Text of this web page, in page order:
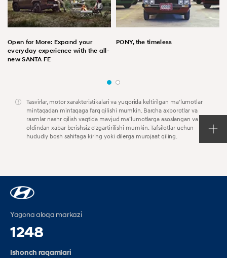
Open for More: Expand your
everyday experience with the all-
new SANTA FE
PONY, the timeless
Tasvirlar, motor xarakteristikalari va yuqorida keltirilgan maʼlumotlar
mintaqadan mintaqaga farq qilishi mumkin. Barcha axborotlar va
rasmlar nashr qilish vaqtida mavjud maʼlumotlarga asoslangan va
oldindan xabar berishsiz oʻzgartirilishi mumkin. Tafsilotlar uchun
hududiy bosh sahifaga kiring yoki dilerga murojaat qiling.
Yagona aloqa markazi
1248
Ishonch raqamlari